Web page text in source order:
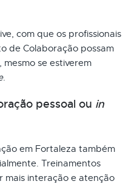
com que os profissionais
de Colaboração possam
mesmo se estiverem
.
pessoal ou in
em Fortaleza também
Treinamentos
mais interação e atenção